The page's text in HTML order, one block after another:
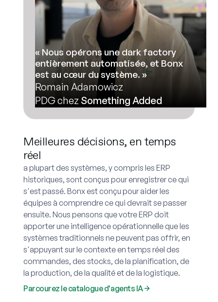
« Nous opérons une dark factory
entièrement automatisée, et Bonx
est au cœur du système. »
Romain Adamowicz
PDG chez Something Added
Meilleures décisions, en temps
réel
a plupart des systèmes, y compris les ERP
historiques, sont conçus pour enregistrer ce qui
s'est passé. Bonx est conçu pour aider les
équipes à comprendre ce qui devrait se passer
ensuite. Nous pensons que votre ERP doit
apporter une intelligence opérationnelle que les
systèmes traditionnels ne peuvent pas offrir, en
s'appuyant sur le contexte en temps réel des
commandes, des stocks, de la planification, de
la production, de la qualité et de la logistique.
Parcourez le catalogue d'agents IA